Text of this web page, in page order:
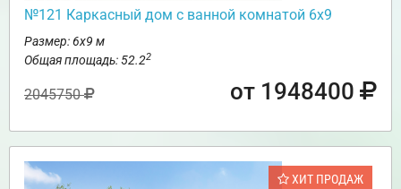
№121 Каркасный дом с ванной комнатой 6х9
Размер: 6х9 м
Общая площадь: 52.22
2045750 от 1948400
ХИТ ПРОДАЖ